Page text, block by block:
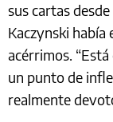
sus cartas
Kaczynski había
acérrimos.
un punto de
realmente